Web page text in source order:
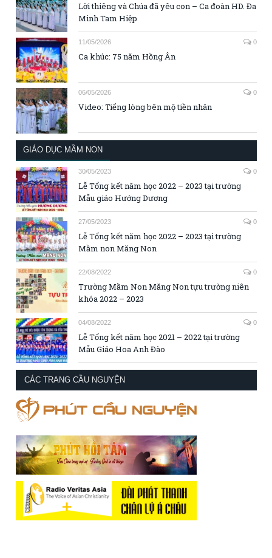
Lời thiêng và Chúa đã yêu con – Ca đoàn HD. Đa
Minh Tam Hiệp
11/05/2026 0
Ca khúc: 75 năm Hồng Ân
06/05/2026 0
Video: Tiếng lòng bên mộ tiền nhân
GIÁO DỤC MẦM NON
30/05/2023 0
Lễ Tổng kết năm học 2022 – 2023 tại trường
Mẫu giáo Hướng Dương
27/05/2023 0
Lễ Tổng kết năm học 2022 – 2023 tại trường
Mầm non Măng Non
22/08/2022 0
Trường Mầm Non Măng Non tựu trường niên
khóa 2022 – 2023
04/08/2022 0
Lễ Tổng kết năm học 2021 – 2022 tại trường
Mẫu Giáo Hoa Anh Đào
CÁC TRANG CẦU NGUYỆN